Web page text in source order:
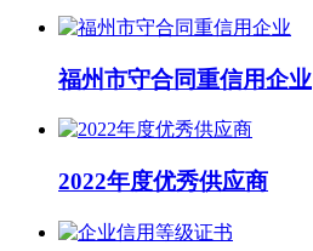
福州市守合同重信用企业
2022年度优秀供应商